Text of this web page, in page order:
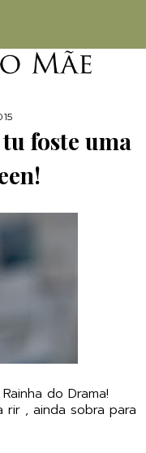
foste uma
do Drama!
rir , ainda sobra para